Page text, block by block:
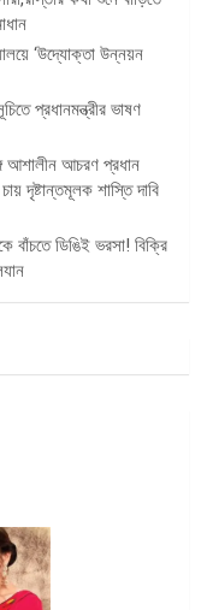
‘উদ্যোক্তা উন্নয়ন
প্রধানমন্ত্রীর ভাষণ
আচরণ প্রধান
দৃষ্টান্তমূলক শাস্তি দাবি
বাঁচতে ডিঙিই ভরসা! বিক্রি